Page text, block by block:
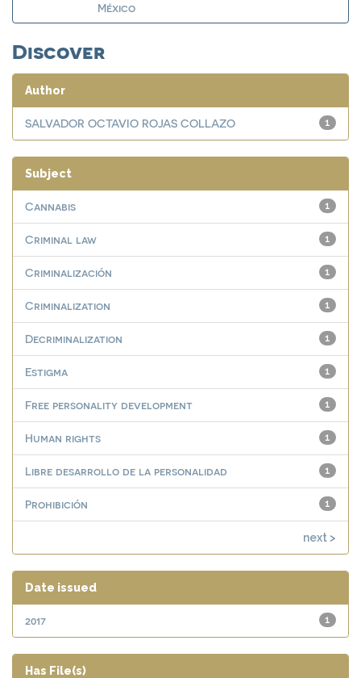
México
Discover
Author
1
SALVADOR OCTAVIO ROJAS COLLAZO
Subject
1
Cannabis
1
Criminal law
1
Criminalización
1
Criminalization
1
Decriminalization
1
Estigma
1
Free personality development
1
Human rights
1
Libre desarrollo de la personalidad
1
Prohibición
next >
Date issued
1
2017
Has File(s)